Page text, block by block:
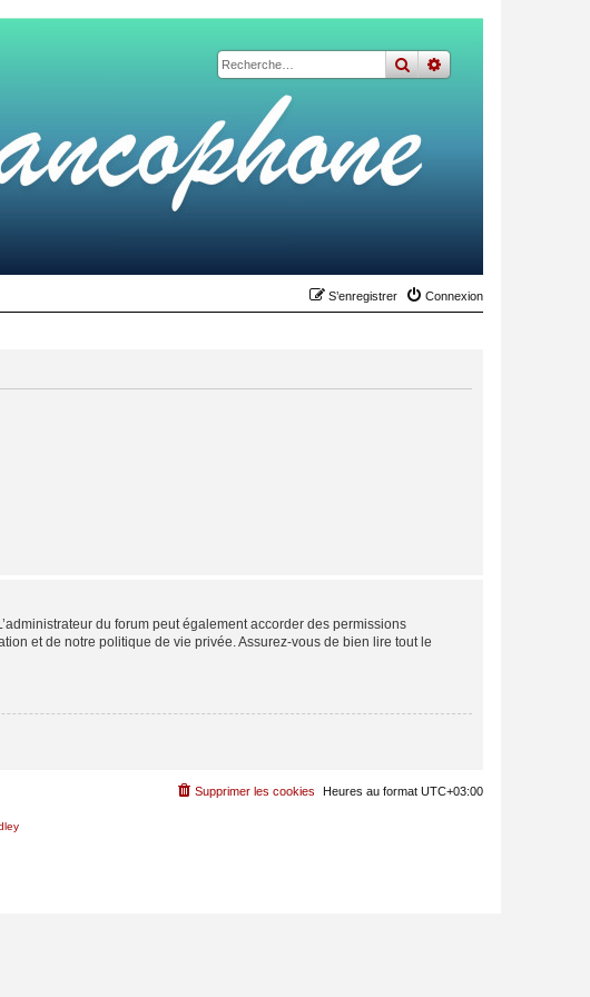
rechercher
recherche
Connexion
S’enregistrer
du forum peut également accorder des permissions
et de notre politique de vie privée. Assurez-vous de bien lire tout le
Heures au format UTC+03:00
Supprimer les cookies